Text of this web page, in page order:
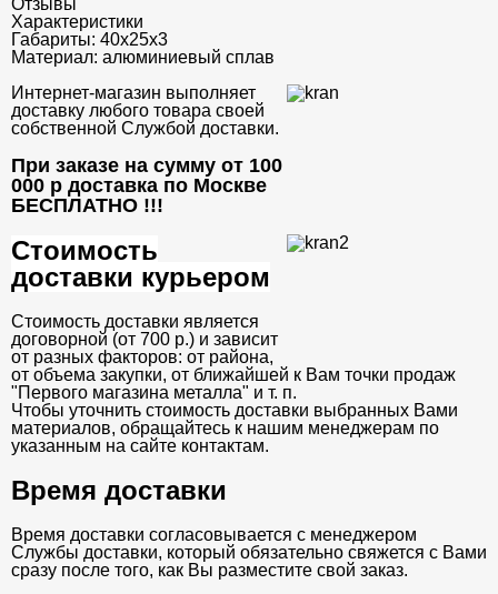
Отзывы
Характеристики
Габариты: 40х25х3
Материал: алюминиевый сплав
Интернет-магазин выполняет
доставку любого товара своей
собственной Службой доставки.
При заказе на сумму от 100
000 р доставка по Москве
БЕСПЛАТНО !!!
Стоимость
доставки курьером
Стоимость доставки является
договорной (от 700 р.) и зависит
от разных факторов: от района,
от объема закупки, от ближайшей к Вам точки продаж
"Первого магазина металла" и т. п.
Чтобы уточнить стоимость доставки выбранных Вами
материалов, обращайтесь к нашим менеджерам по
указанным на сайте контактам.
Время доставки
Время доставки согласовывается с менеджером
Службы доставки, который обязательно свяжется с Вами
сразу после того, как Вы разместите свой заказ.